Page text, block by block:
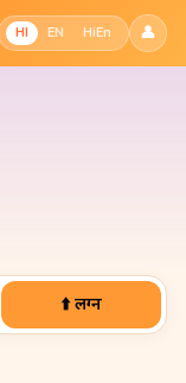
HI EN HiEn 👤
⬆️ लग्न